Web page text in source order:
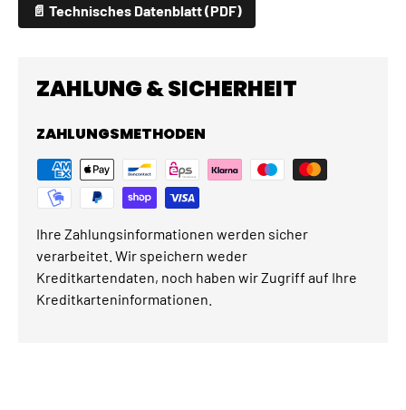
📄 Technisches Datenblatt (PDF)
ZAHLUNG & SICHERHEIT
ZAHLUNGSMETHODEN
Ihre Zahlungsinformationen werden sicher
verarbeitet. Wir speichern weder
Kreditkartendaten, noch haben wir Zugriff auf Ihre
Kreditkarteninformationen.